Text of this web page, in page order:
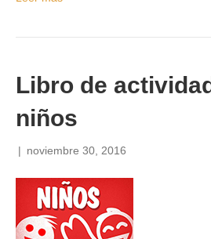
Libro de
niños
| noviembre 30, 2016